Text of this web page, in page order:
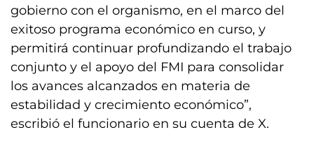
gobierno con el organismo, en el marco del
exitoso programa económico en curso, y
permitirá continuar profundizando el trabajo
conjunto y el apoyo del FMI para consolidar
los avances alcanzados en materia de
estabilidad y crecimiento económico”,
escribió el funcionario en su cuenta de X.